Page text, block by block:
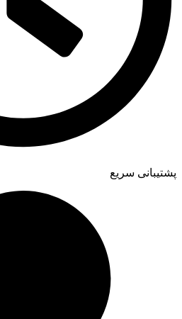
پشتیبانی سریع